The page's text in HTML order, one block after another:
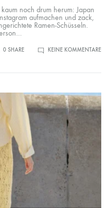
noch drum herum: Japan
aufmachen und zack,
Ramen-Schüsseln.
0 SHARE KEINE KOMMENTAREZU